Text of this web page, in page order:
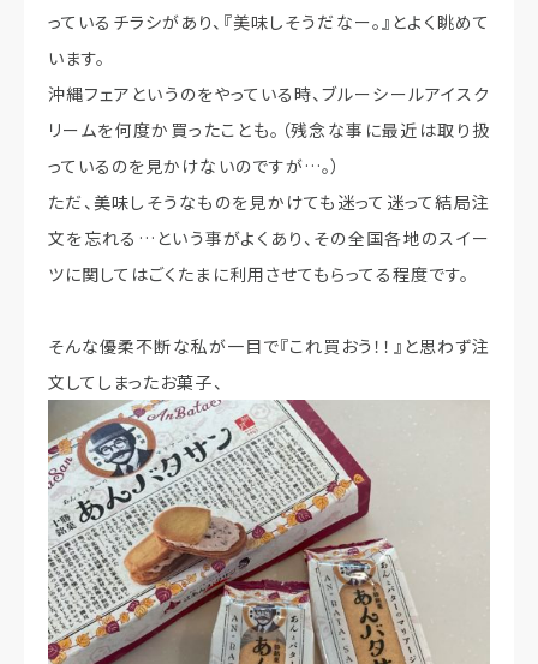
っているチラシがあり、『美味しそうだなー。』とよく眺めて
います。
沖縄フェアというのをやっている時、ブルーシールアイスク
リームを何度か買ったことも。（残念な事に最近は取り扱
っているのを見かけないのですが…。）
ただ、美味しそうなものを見かけても迷って迷って結局注
文を忘れる…という事がよくあり、その全国各地のスイー
ツに関してはごくたまに利用させてもらってる程度です。
そんな優柔不断な私が一目で『これ買おう！！』と思わず注
文してしまったお菓子、